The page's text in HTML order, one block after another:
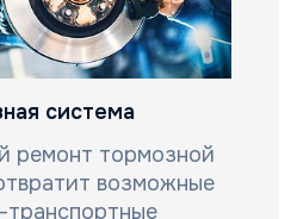
система
ремонт тормозной
возможные